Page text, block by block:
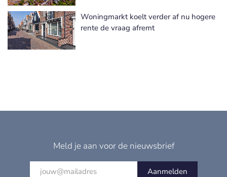
Woningmarkt koelt verder af nu hogere
rente de vraag afremt
Meld je aan voor de nieuwsbrief
Aanmelden